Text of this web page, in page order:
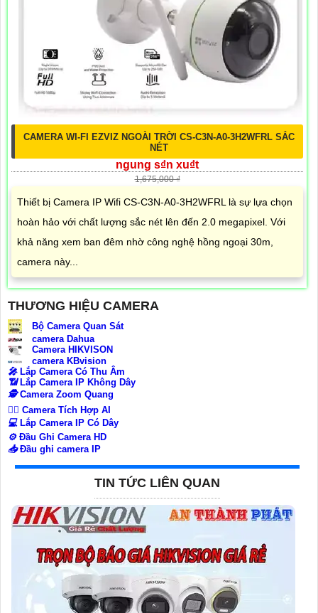
CAMERA WI-FI EZVIZ NGOÀI TRỜI CS-C3N-A0-3H2WFRL SẮC
NÉT
ngung s₫n xu₫t
1,675,000 ₫
Thiết bị Camera IP Wifi CS-C3N-A0-3H2WFRL là sự lựa chọn
hoàn hảo với chất lượng sắc nét lên đến 2.0 megapixel. Với
khả năng xem ban đêm nhờ công nghệ hồng ngoại 30m,
camera này...
THƯƠNG HIỆU CAMERA
Bộ Camera Quan Sát
camera Dahua
Camera HIKVISON
camera KBvision
️🎤️ Lắp Camera Có Thu Âm
📶 Lắp Camera IP Không Dây
🕵️Camera Zoom Quang
🧛‍♀️ Camera Tích Hợp AI
💻Lắp Camera IP Có Dây
⚙️Đầu Ghi Camera HD
📥Đầu ghi camera IP
TIN TỨC LIÊN QUAN